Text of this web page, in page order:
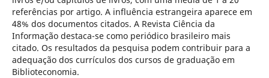
referências por artigo. A influência estrangeira aparece em
48% dos documentos citados. A Revista Ciência da
Informação destaca-se como periódico brasileiro mais
citado. Os resultados da pesquisa podem contribuir para a
adequação dos currículos dos cursos de graduação em
Biblioteconomia.